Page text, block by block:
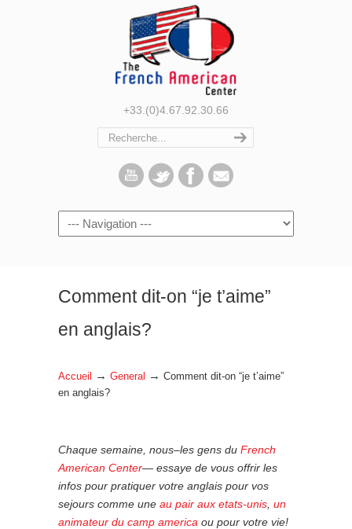
+33.(0)4.67.92.30.66
Navigation
Comment dit-on “je t’aime”
en anglais?
Accueil → General → Comment dit-on “je t’aime”
en anglais?
Chaque semaine, nous–les gens du French
American Center— essaye de vous offrir les
infos pour pratiquer votre anglais pour vos
sejours comme une au pair aux etats-unis un
animateur du camp america ou pour votre vie!